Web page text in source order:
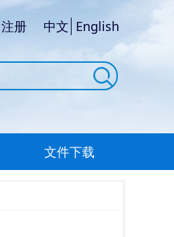
注册 中文 English
文件下载